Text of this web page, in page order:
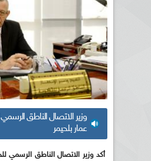
وزير الاتصال الناطق
عمار بلحيمر
أكد وزير الاتصال الناطق الرسمي